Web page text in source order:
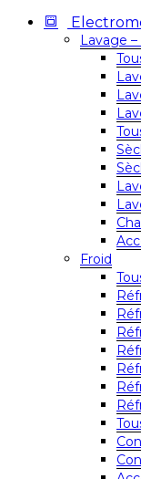
Lavage
Froid